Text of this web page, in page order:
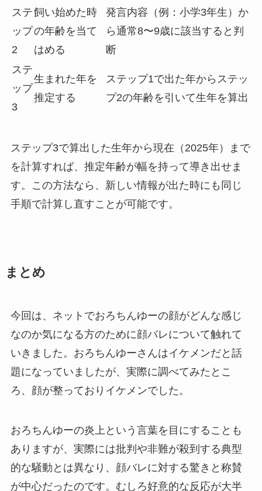
ステ
ップ
2
飼い始めた時
の年齢を当て
はめる
発言内容（例：小学3年生）か
ら通常8〜9歳に該当すると判
断
ステ
ップ
3
生まれた年を
推定する
ステップ1で出た年からステッ
プ2の年齢を引いて生年を算出
ステップ3で算出した生年から現在（2025年）まで
を計算すれば、推定年齢が幅を持って導き出せま
す。この方法なら、新しい情報が出た時にも同じ
手順で計算し直すことが可能です。
まとめ
今回は、ネットでおろちんゆーの顔がどんな感じ
なのか気になる方のために顔バレについて触れて
いきました。おろちんゆーさんはイケメンだと話
題になっていましたが、実際に調べてみたとこ
ろ、顔が整っておりイケメンでした。
おろちんゆーの炎上という言葉を目にすることも
ありますが、実際には批判や非難が殺到する典型
的な騒動とは異なり、顔バレに対する驚きと称賛
が中心だったのです。むしろ好意的な反応が大半